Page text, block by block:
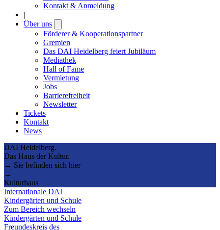
Kontakt & Anmeldung
|
Über uns
submenu
Förderer & Kooperationspartner
Gremien
Das DAI Heidelberg feiert Jubiläum
Mediathek
Hall of Fame
Vermietung
Jobs
Barrierefreiheit
Newsletter
Tickets
Kontakt
News
DAI Heidelberg.
Das Haus der Kultur.
→ Sie befinden sich hier
→
Kulturhaus
Internationale DAI
Kindergärten und Schule
Zum Bereich wechseln
Kindergärten und Schule
Freundeskreis des